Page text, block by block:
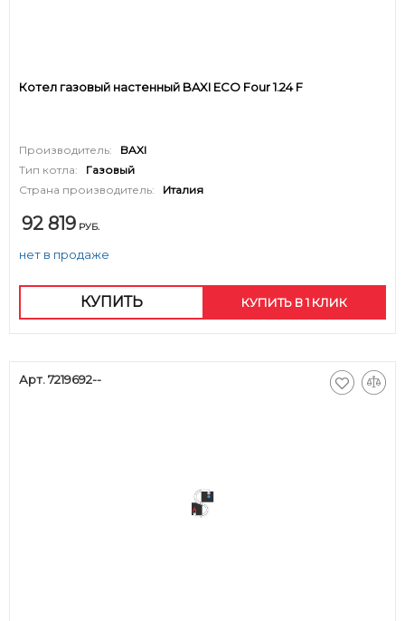
Котел газовый настенный BAXI ECO Four 1.24 F
Производитель:
BAXI
Тип котла:
Газовый
Страна производитель:
Италия
92 819 РУБ.
нет в продаже
КУПИТЬ КУПИТЬ В 1 КЛИК
Арт. 7219692--